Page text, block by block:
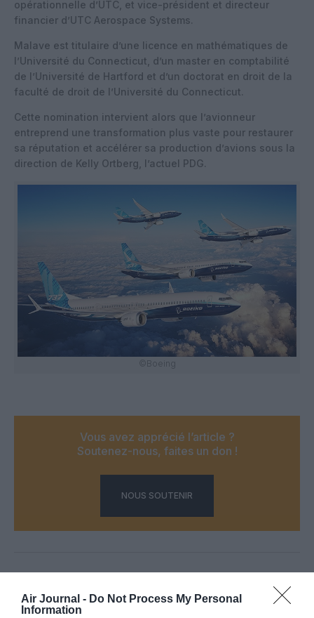
Air Journal - Do Not Process My Personal
Information
opérationnelle d’UTC, et vice-président et directeur
financier d’UTC Aerospace Systems.
Malave est titulaire d’une licence en mathématiques de
l’Université du Connecticut, d’un master en comptabilité
de l’Université de Hartford et d’un doctorat en droit de la
faculté de droit de l’Université du Connecticut.
Cette nomination intervient alors que l’avionneur
entreprend une transformation plus vaste pour restaurer
sa réputation et accélérer sa production d’avions sous la
direction de Kelly Ortberg, l’actuel PDG.
©Boeing
Vous avez apprécié l’article ?
Soutenez-nous, faites un don !
NOUS SOUTENIR